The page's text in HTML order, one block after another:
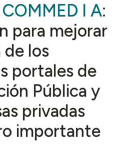
COMMED I A:
para mejorar
de los
portales de
Pública y
privadas
importante